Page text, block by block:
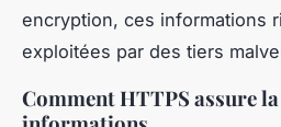
encryption, ces informations
exploitées par des tiers
Comment HTTPS assure